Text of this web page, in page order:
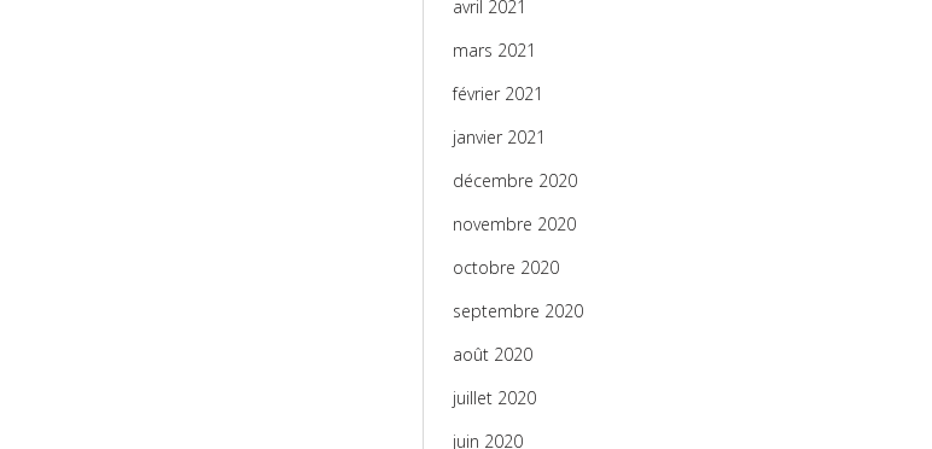
avril 2021
mars 2021
février 2021
janvier 2021
décembre 2020
novembre 2020
octobre 2020
septembre 2020
août 2020
juillet 2020
juin 2020